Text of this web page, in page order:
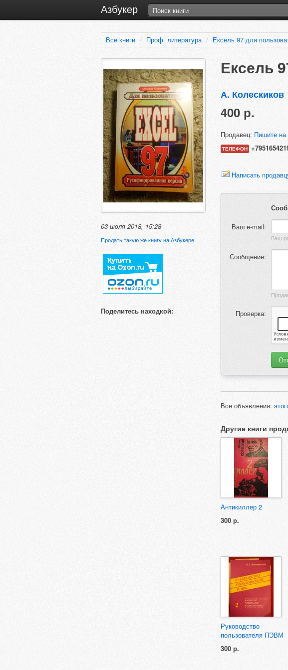
Азбукер
Все книги / Проф. литература / Ексель 97 для
03 июля 2018, 15:28
Продать такую же книгу на Азбукере
Поделитесь находкой:
Ексель
А. Колескиков
400 р.
Продавец: Пишите на
ТЕЛЕФОН
Написать
Ваш e-mail:
Сообщение:
Проверка:
Все объявления:
Другие книги
Антикиллер 2
300 р.
Руководство
пользователя ПЭВМ
300 р.